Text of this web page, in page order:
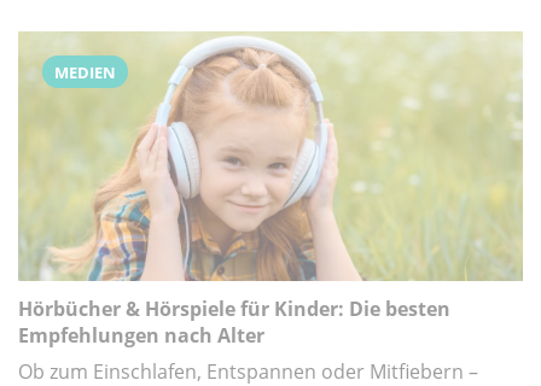
MEDIEN
Hörbücher & Hörspiele für Kinder: Die besten
Empfehlungen nach Alter
Ob zum Einschlafen, Entspannen oder Mitfiebern –